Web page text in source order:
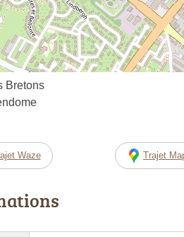
Bretons
Waze Trajet